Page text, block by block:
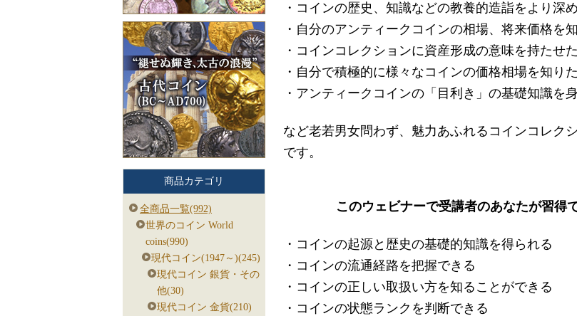
・コインの歴史、知識などの教養的造詣をより深
・自分のアンティークコインの相場、将来価格を
・コインコレクションに資産形成の意味を持たせ
・自分で積極的に様々なコインの価格相場を知り
・アンティークコインの「目利き」の基礎知識を
など老若男女問わず、魅力あふれるコインコレク
です。
このウェビナーで受講者のあなたが習得
・コインの起源と歴史の基礎的知識を得られる
・コインの流通経路を把握できる
・コインの正しい取扱い方を知ることができる
・コインの状態ランクを判断できる
商品カテゴリ
全商品一覧(992)
世界のコイン World
coins(990)
現代コイン(1947～)(245)
現代コイン 銀貨・その
他(30)
現代コイン 金貨(210)